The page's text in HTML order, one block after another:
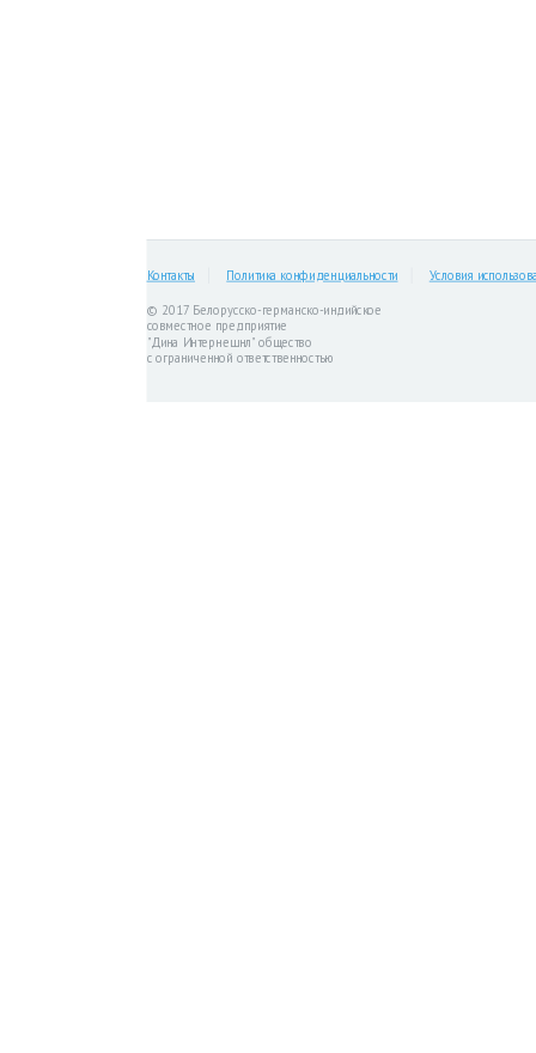
Контакты Политика конфиденциальности Условия
© 2017 Белорусско-германско-индийское
совместное предприятие
"Дина Интернешнл" общество
с ограниченной ответственностью